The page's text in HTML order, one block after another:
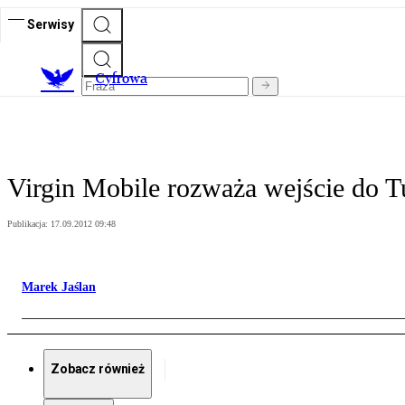
Serwisy
Cyfrowa
Virgin Mobile rozważa wejście do
Publikacja: 17.09.2012 09:48
Marek Jaślan
Zobacz również